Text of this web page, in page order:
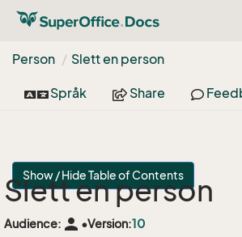
Person
Slett en person
Språk Share
Show / Hide Table of Contents
Slett en person
Audience: person •Version:10